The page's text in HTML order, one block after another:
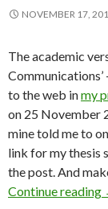
NOVEMBER 17,
The academic
to the web inmy
on 25 November
mine told me to
link for my thesis
the post. And
Continue reading